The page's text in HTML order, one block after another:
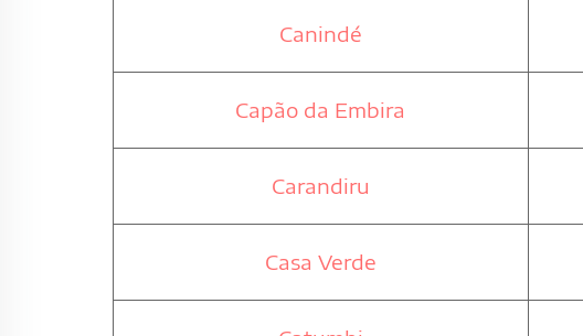
Canindé
Capão da Embira
Carandiru
Casa Verde